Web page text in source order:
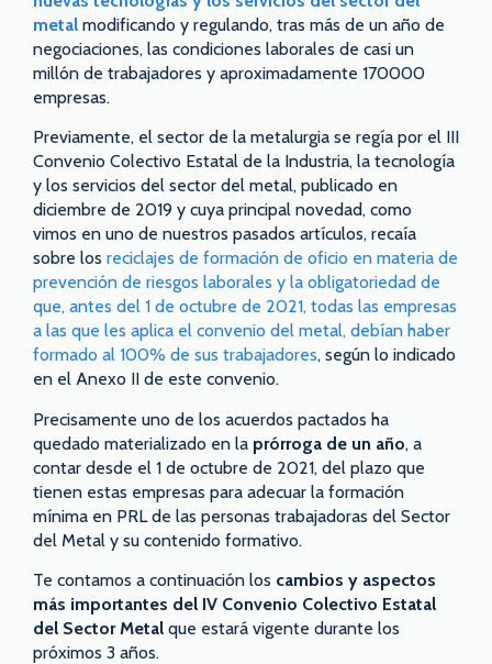
metal modificando y regulando, tras más de un año de
negociaciones, las condiciones laborales de casi un
millón de trabajadores y aproximadamente 170000
empresas.
Previamente, el sector de la metalurgia se regía por el III
Convenio Colectivo Estatal de la Industria, la tecnología
y los servicios del sector del metal, publicado en
diciembre de 2019 y cuya principal novedad, como
vimos en uno de nuestros pasados artículos, recaía
sobre los reciclajes de formación de oficio en materia de
prevención de riesgos laborales y la obligatoriedad de
que, antes del 1 de octubre de 2021, todas las empresas
a las que les aplica el convenio del metal, debían haber
formado al 100% de sus trabajadores, según lo indicado
en el Anexo II de este convenio.
Precisamente uno de los acuerdos pactados ha
quedado materializado en la prórroga de un año, a
contar desde el 1 de octubre de 2021, del plazo que
tienen estas empresas para adecuar la formación
mínima en PRL de las personas trabajadoras del Sector
del Metal y su contenido formativo.
Te contamos a continuación los cambios y aspectos
más importantes del IV Convenio Colectivo Estatal
del Sector Metal que estará vigente durante los
próximos 3 años.